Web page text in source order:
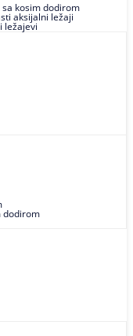
kosim dodirom
aksijalni ležaji
ležajevi
dodirom